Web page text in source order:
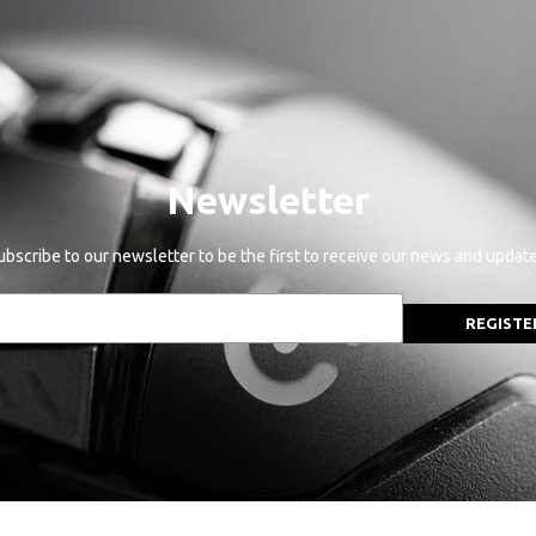
Newsletter
to our newsletter to be the first to receive our news and